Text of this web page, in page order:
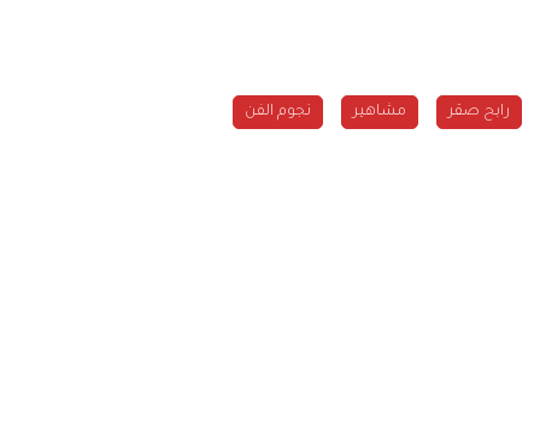
رابح صقر مشاهير نجوم الفن